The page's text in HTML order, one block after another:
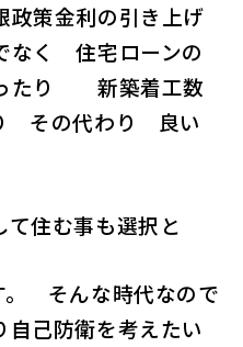
政策金利の引き上げ
なく 住宅ローンの
たり 新築着工数
その代わり 良い
て住む事も選択と
。 そんな時代なので
己防衛を考えたい